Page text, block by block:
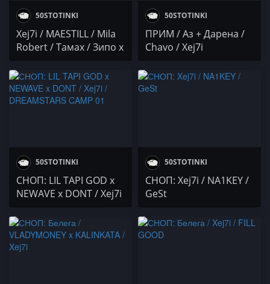
50STOTINKI
Xej7i / MAESTILL / Mila
Robert / Тамах / Зипо x
50STOTINKI
ПРИМ / Аз + Дарена /
Chavo / Xej7i
50STOTINKI
СНОП: LIL TAPI GOD x
NEWAVE x DONT / Xej7i
01
50STOTINKI
СНОП: Xej7i / NA1KEY /
GeSt